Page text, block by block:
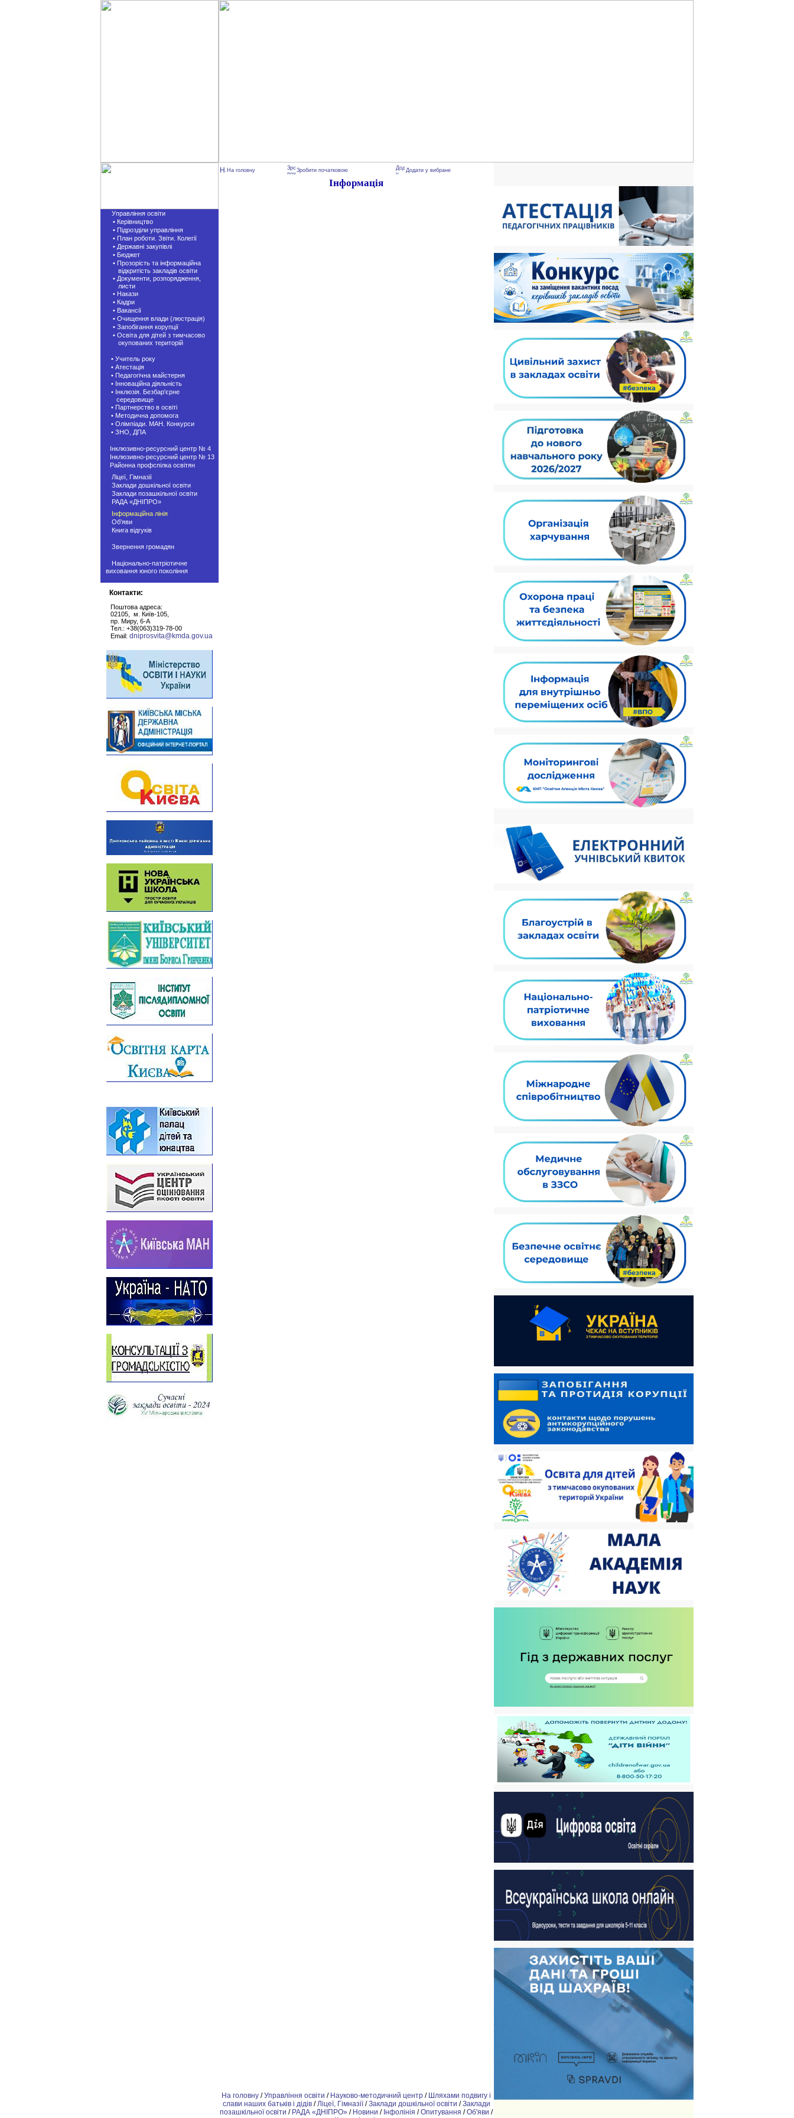
Управління освіти
• Керівництво
• Підрозділи управління
• План роботи. Звіти. Колегії
• Державні закупівлі
• Бюджет
• Прозорість та інформаційна
відкритість закладів освіти
• Документи, розпорядження,
листи
• Накази
• Кадри
• Вакансії
• Очищення влади (люстрація)
• Запобігання корупції
• Освіта для дітей з тимчасово
окупованих територій
• Учитель року
• Атестація
• Педагогічна майстерня
• Інноваційна діяльність
• Інклюзія. Безбар'єрне
середовище
• Партнерство в освіті
• Методична допомога
• Олімпіади. МАН. Конкурси
• ЗНО, ДПА
Інклюзивно-ресурсний центр № 4
Інклюзивно-ресурсний центр № 13
Районна профспілка освітян
Ліцеї, Гімназії
Заклади дошкільної освіти
Заклади позашкiльної освіти
РАДА «ДНІПРО»
Інформаційна лінія
Об'яви
Книга відгуків
Звернення громадян
Національно-патріотичне
виховання юного покоління
Контакти:
Поштова адреса:
02105, м. Київ-105,
пр. Миру, 6-А
Тел.: +38(063)319-78-00
Email: dniprosvita@kmda.gov.ua
На головну Зробити початковою Додати у вибране
Інформація
На головну /Управління освіти / Науково-методичний центр / Шляхами подвигу і
слави наших батьків і дідів/Ліцеї, Гімназії/Заклади дошкільної освіти /Заклади
позашкiльної освіти / РАДА «ДНІПРО» / Новини / Інфолінія /Опитування /Об'яви /